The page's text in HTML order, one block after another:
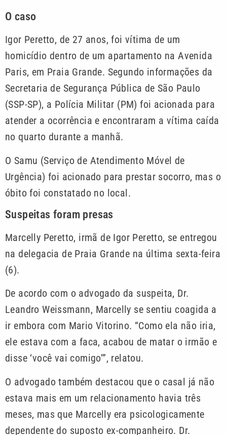
O caso
Igor Peretto, de 27 anos, foi vítima de um
homicídio dentro de um apartamento na Avenida
Paris, em Praia Grande. Segundo informações da
Secretaria de Segurança Pública de São Paulo
(SSP-SP), a Polícia Militar (PM) foi acionada para
atender a ocorrência e encontraram a vítima caída
no quarto durante a manhã.
O Samu (Serviço de Atendimento Móvel de
Urgência) foi acionado para prestar socorro, mas o
óbito foi constatado no local.
Suspeitas foram presas
Marcelly Peretto, irmã de Igor Peretto, se entregou
na delegacia de Praia Grande na última sexta-feira
(6).
De acordo com o advogado da suspeita, Dr.
Leandro Weissmann, Marcelly se sentiu coagida a
ir embora com Mario Vitorino. “Como ela não iria,
ele estava com a faca, acabou de matar o irmão e
disse ‘você vai comigo’”, relatou.
O advogado também destacou que o casal já não
estava mais em um relacionamento havia três
meses, mas que Marcelly era psicologicamente
dependente do suposto ex-companheiro. Dr.